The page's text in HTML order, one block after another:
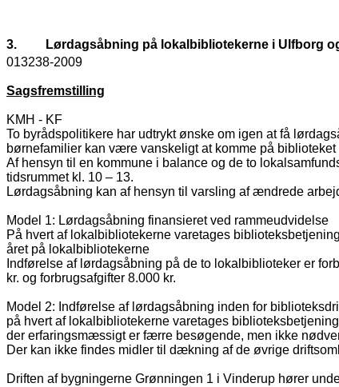
3.
Lørdagsåbning på lokalbibliotekerne i Ulfborg
013238-2009
Sagsfremstilling
KMH - KF
To byrådspolitikere har udtrykt ønske om igen at få
børnefamilier kan være vanskeligt at komme på
Af hensyn til en kommune i balance og de to
tidsrummet kl. 10 – 13.
Lørdagsåbning kan af hensyn til varsling af ændrede
Model 1: Lørdagsåbning finansieret ved rammeudvidelse
På hvert af lokalbibliotekerne varetages
året på lokalbibliotekerne
Indførelse af lørdagsåbning på de to lokalbiblioteker er
kr. og forbrugsafgifter 8.000 kr.
Model 2: Indførelse af lørdagsåbning inden for
på hvert af lokalbibliotekerne varetages
der erfaringsmæssigt er færre besøgende, men ikke
Der kan ikke findes midler til dækning af de øvrige
Driften af bygningerne Grønningen 1 i Vinderup hører